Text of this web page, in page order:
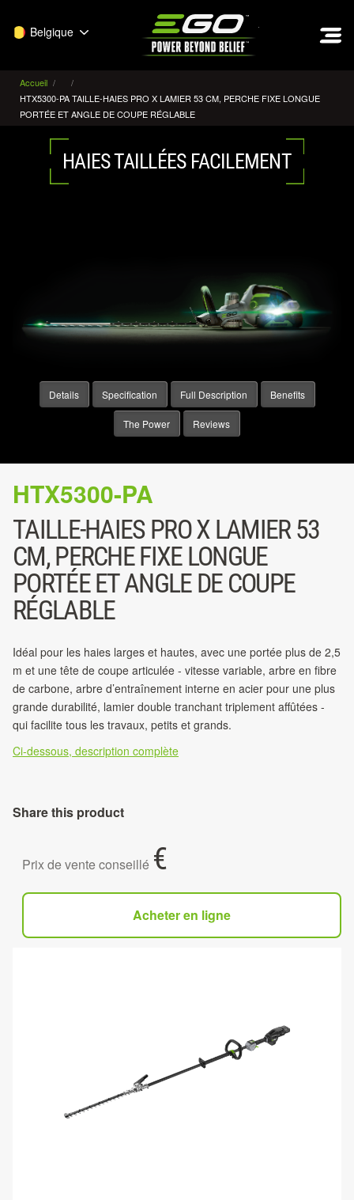
Belgique
Accueil
HTX5300-PA TAILLE-HAIES PRO X LAMIER 53 CM, PERCHE FIXE LONGUE
PORTÉE ET ANGLE DE COUPE RÉGLABLE
HAIES TAILLÉES FACILEMENT
Details Specification Full Description Benefits
The Power Reviews
HTX5300-PA
TAILLE-HAIES PRO X LAMIER 53
CM, PERCHE FIXE LONGUE
PORTÉE ET ANGLE DE COUPE
RÉGLABLE
Idéal pour les haies larges et hautes, avec une portée plus de 2,5
m et une tête de coupe articulée - vitesse variable, arbre en fibre
de carbone, arbre d’entraînement interne en acier pour une plus
grande durabilité, lamier double tranchant triplement affûtées -
qui facilite tous les travaux, petits et grands.
Ci-dessous, description complète
Share this product
Prix de vente conseillé €
Acheter en ligne